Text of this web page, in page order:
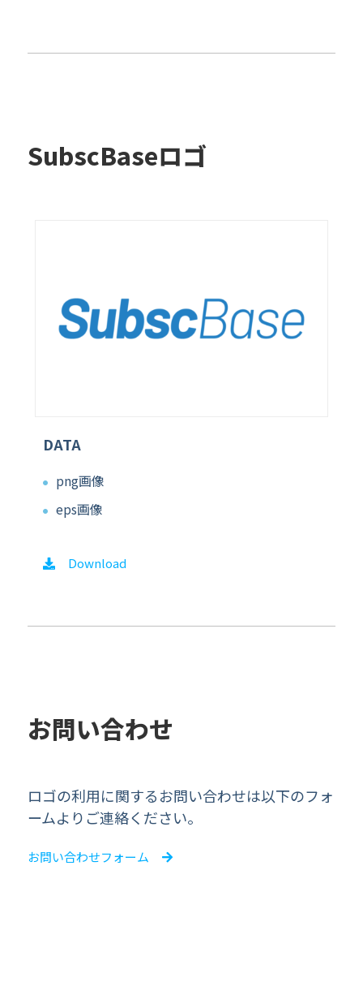
SubscBaseロゴ
DATA
png画像
eps画像
Download
お問い合わせ
ロゴの利用に関するお問い合わせは以下のフォ
ームよりご連絡ください。
お問い合わせフォーム